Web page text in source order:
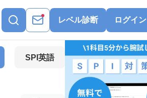
レベル診断 ログイン
SPI英語